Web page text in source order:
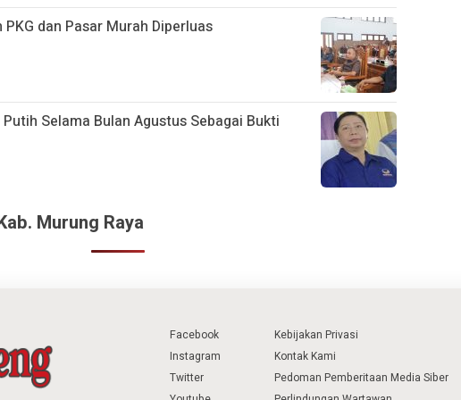
dan Pasar Murah Diperluas
Selama Bulan Agustus Sebagai Bukti
Murung Raya
Facebook
Instagram
Twitter
Kebijakan Privasi
Kontak Kami
Pedoman Pemberitaan Media Siber